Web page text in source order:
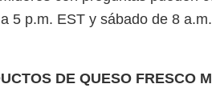
5 p.m. EST y sábado de 8
DE QUESO FRESCO